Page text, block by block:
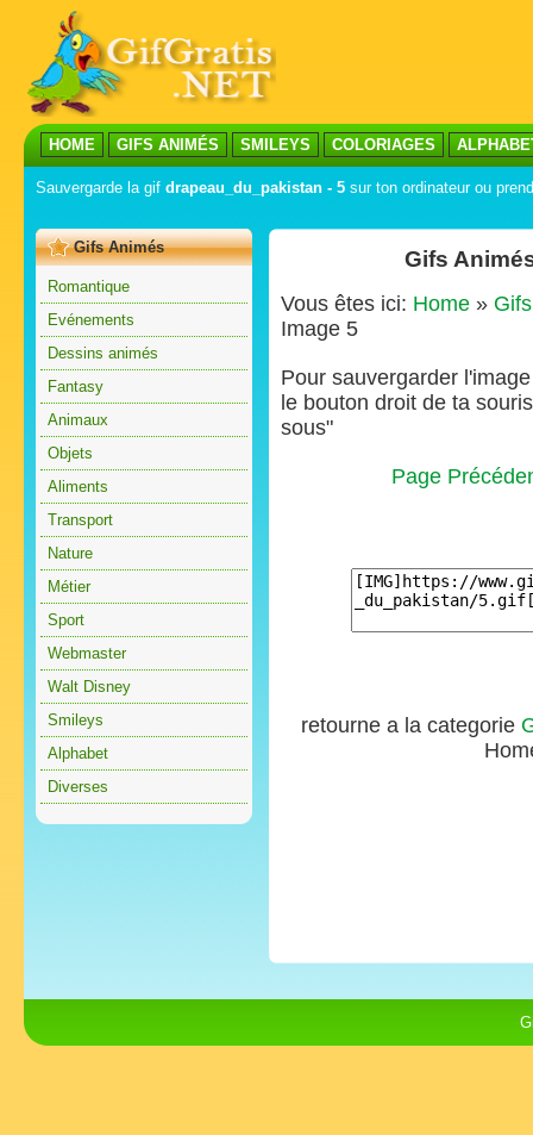
HOME GIFS ANIMÉS SMILEYS COLORIAGES
Sauvergarde la gif drapeau_du_pakistan - 5 sur ton ordinateur ou
Gifs Animés
Romantique
Evénements
Dessins animés
Fantasy
Animaux
Objets
Aliments
Transport
Nature
Métier
Sport
Webmaster
Walt Disney
Smileys
Alphabet
Diverses
Gifs
Vous êtes ici: Home »
Image 5
Pour sauvergarder
le bouton droit de ta
sous"
Page
retourne a la categorie